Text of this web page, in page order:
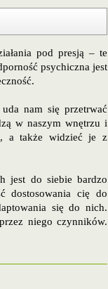
pod presją – te
psychiczna jest
nam się przetrwać
w naszym wnętrzu i
a także widzieć je z
jest do siebie bardzo
dostosowania cię do
się do nich.
niego czynników.